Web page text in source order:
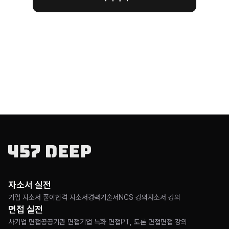
자소서 실전
기업 자소서 풀이 합격 자소서경력기술서 NCS 강의자소서 강의
면접 실전
사기업 면접공공기관 면접기업 특화 면접PT, 토론 면접면접 강의